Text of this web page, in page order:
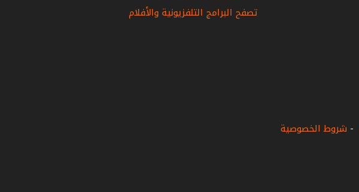
تصفح البرامج التلفزيونية والأفلام
- شروط الخصوصية